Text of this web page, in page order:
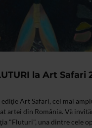
la Art Safari
ediţie Art Safari, cel mai
artei din România. Vă
"Fluturi", una dintre cele